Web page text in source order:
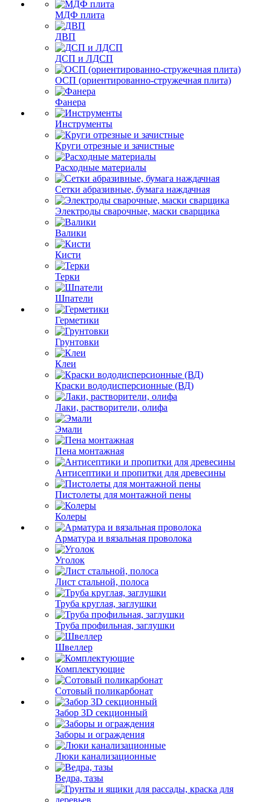
МДФ плита
ДВП
ДСП и ЛДСП
ОСП (ориентированно-стружечная плита)
Фанера
Инструменты
Круги отрезные и зачистные
Расходные материалы
Сетки абразивные, бумага наждачная
Электроды сварочные, маски сварщика
Валики
Кисти
Терки
Шпатели
Герметики
Грунтовки
Клеи
Краски вододисперсионные (ВД)
Лаки, растворители, олифа
Эмали
Пена монтажная
Антисептики и пропитки для древесины
Пистолеты для монтажной пены
Колеры
Арматура и вязальная проволока
Уголок
Лист стальной, полоса
Труба круглая, заглушки
Труба профильная, заглушки
Швеллер
Комплектующие
Сотовый поликарбонат
Забор 3D секционный
Заборы и ограждения
Люки канализационные
Ведра, тазы